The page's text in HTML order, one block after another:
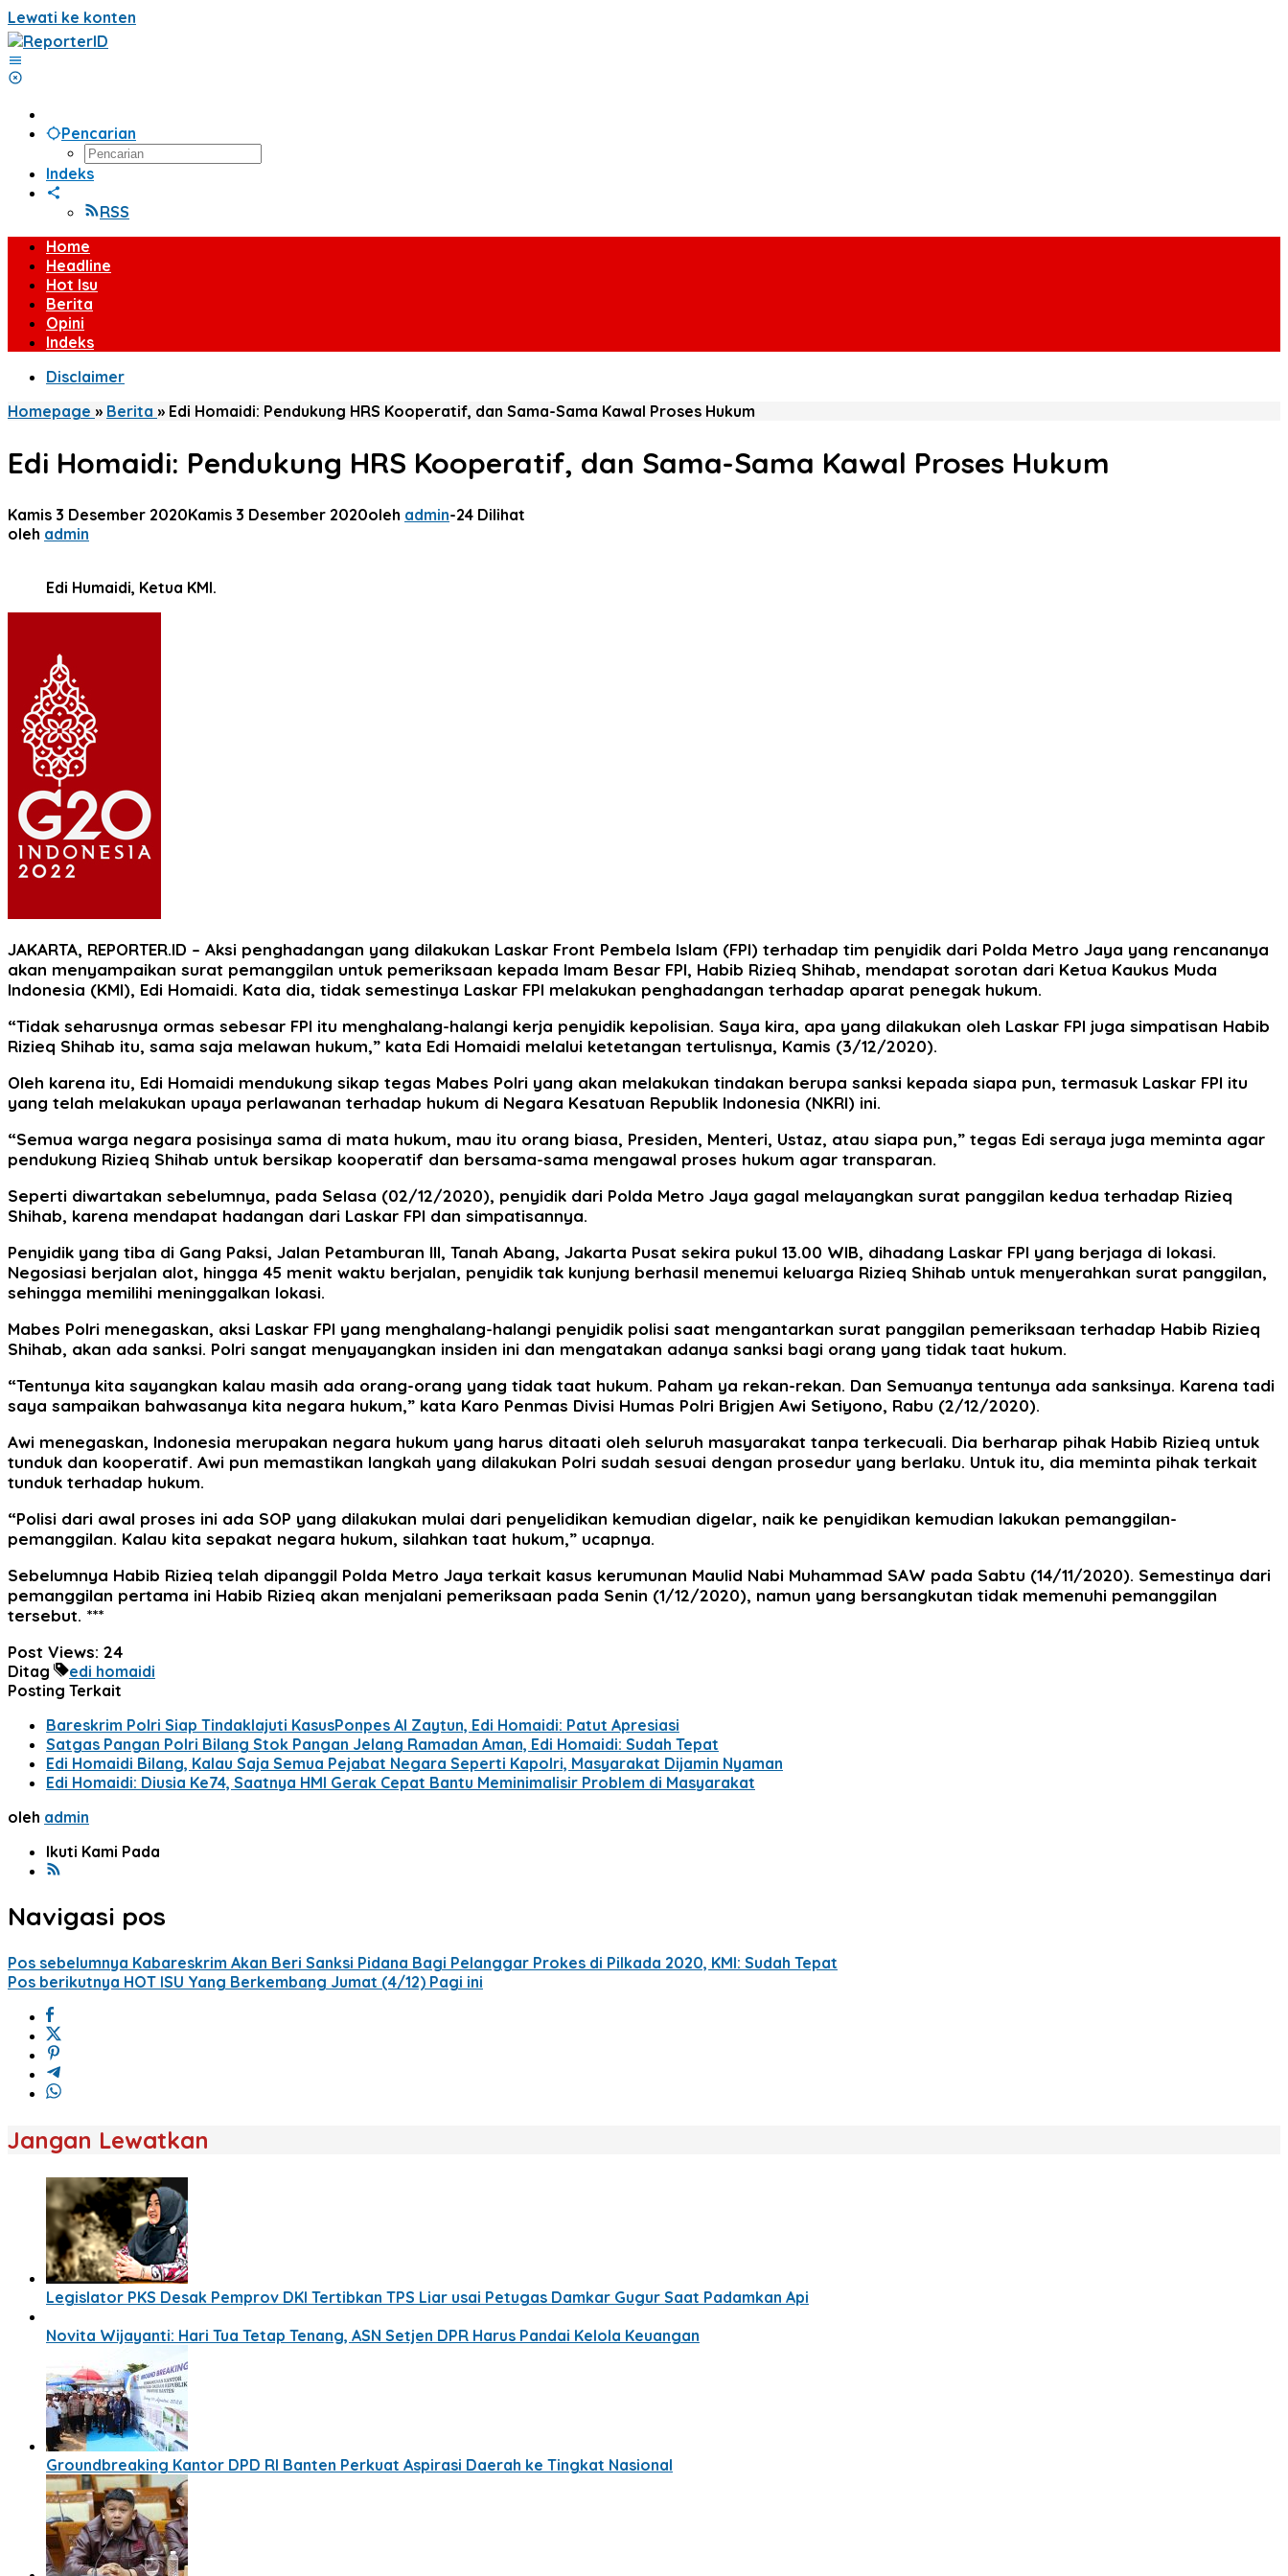
Lewati ke konten
Pencarian
Indeks
RSS
Home
Headline
Hot Isu
Berita
Opini
Indeks
Disclaimer
Homepage » Berita » Edi Homaidi: Pendukung HRS Kooperatif, dan Sama-Sama Kawal Proses Hukum
Edi Homaidi: Pendukung HRS Kooperatif, dan Sama-Sama Kawal Proses Hukum
Kamis 3 Desember 2020Kamis 3 Desember 2020oleh admin-24 Dilihat
oleh admin
Edi Humaidi, Ketua KMI.
JAKARTA, REPORTER.ID – Aksi penghadangan yang dilakukan Laskar Front Pembela Islam (FPI) terhadap tim penyidik dari Polda Metro Jaya yang rencananya
akan menyampaikan surat pemanggilan untuk pemeriksaan kepada Imam Besar FPI, Habib Rizieq Shihab, mendapat sorotan dari Ketua Kaukus Muda
Indonesia (KMI), Edi Homaidi. Kata dia, tidak semestinya Laskar FPI melakukan penghadangan terhadap aparat penegak hukum.
“Tidak seharusnya ormas sebesar FPI itu menghalang-halangi kerja penyidik kepolisian. Saya kira, apa yang dilakukan oleh Laskar FPI juga simpatisan Habib
Rizieq Shihab itu, sama saja melawan hukum,” kata Edi Homaidi melalui ketetangan tertulisnya, Kamis (3/12/2020).
Oleh karena itu, Edi Homaidi mendukung sikap tegas Mabes Polri yang akan melakukan tindakan berupa sanksi kepada siapa pun, termasuk Laskar FPI itu
yang telah melakukan upaya perlawanan terhadap hukum di Negara Kesatuan Republik Indonesia (NKRI) ini.
“Semua warga negara posisinya sama di mata hukum, mau itu orang biasa, Presiden, Menteri, Ustaz, atau siapa pun,” tegas Edi seraya juga meminta agar
pendukung Rizieq Shihab untuk bersikap kooperatif dan bersama-sama mengawal proses hukum agar transparan.
Seperti diwartakan sebelumnya, pada Selasa (02/12/2020), penyidik dari Polda Metro Jaya gagal melayangkan surat panggilan kedua terhadap Rizieq
Shihab, karena mendapat hadangan dari Laskar FPI dan simpatisannya.
Penyidik yang tiba di Gang Paksi, Jalan Petamburan III, Tanah Abang, Jakarta Pusat sekira pukul 13.00 WIB, dihadang Laskar FPI yang berjaga di lokasi.
Negosiasi berjalan alot, hingga 45 menit waktu berjalan, penyidik tak kunjung berhasil menemui keluarga Rizieq Shihab untuk menyerahkan surat panggilan,
sehingga memilihi meninggalkan lokasi.
Mabes Polri menegaskan, aksi Laskar FPI yang menghalang-halangi penyidik polisi saat mengantarkan surat panggilan pemeriksaan terhadap Habib Rizieq
Shihab, akan ada sanksi. Polri sangat menyayangkan insiden ini dan mengatakan adanya sanksi bagi orang yang tidak taat hukum.
“Tentunya kita sayangkan kalau masih ada orang-orang yang tidak taat hukum. Paham ya rekan-rekan. Dan Semuanya tentunya ada sanksinya. Karena tadi
saya sampaikan bahwasanya kita negara hukum,” kata Karo Penmas Divisi Humas Polri Brigjen Awi Setiyono, Rabu (2/12/2020).
Awi menegaskan, Indonesia merupakan negara hukum yang harus ditaati oleh seluruh masyarakat tanpa terkecuali. Dia berharap pihak Habib Rizieq untuk
tunduk dan kooperatif. Awi pun memastikan langkah yang dilakukan Polri sudah sesuai dengan prosedur yang berlaku. Untuk itu, dia meminta pihak terkait
tunduk terhadap hukum.
“Polisi dari awal proses ini ada SOP yang dilakukan mulai dari penyelidikan kemudian digelar, naik ke penyidikan kemudian lakukan pemanggilan-
pemanggilan. Kalau kita sepakat negara hukum, silahkan taat hukum,” ucapnya.
Sebelumnya Habib Rizieq telah dipanggil Polda Metro Jaya terkait kasus kerumunan Maulid Nabi Muhammad SAW pada Sabtu (14/11/2020). Semestinya dari
pemanggilan pertama ini Habib Rizieq akan menjalani pemeriksaan pada Senin (1/12/2020), namun yang bersangkutan tidak memenuhi pemanggilan
tersebut. ***
Post Views: 24
Ditag
edi homaidi
Posting Terkait
Bareskrim Polri Siap Tindaklajuti KasusPonpes Al Zaytun, Edi Homaidi: Patut Apresiasi
Satgas Pangan Polri Bilang Stok Pangan Jelang Ramadan Aman, Edi Homaidi: Sudah Tepat
Edi Homaidi Bilang, Kalau Saja Semua Pejabat Negara Seperti Kapolri, Masyarakat Dijamin Nyaman
Edi Homaidi: Diusia Ke74, Saatnya HMI Gerak Cepat Bantu Meminimalisir Problem di Masyarakat
oleh admin
Ikuti Kami Pada
Navigasi pos
Pos sebelumnya Kabareskrim Akan Beri Sanksi Pidana Bagi Pelanggar Prokes di Pilkada 2020, KMI: Sudah Tepat
Pos berikutnya HOT ISU Yang Berkembang Jumat (4/12) Pagi ini
Jangan Lewatkan
Legislator PKS Desak Pemprov DKI Tertibkan TPS Liar usai Petugas Damkar Gugur Saat Padamkan Api
Novita Wijayanti: Hari Tua Tetap Tenang, ASN Setjen DPR Harus Pandai Kelola Keuangan
Groundbreaking Kantor DPD RI Banten Perkuat Aspirasi Daerah ke Tingkat Nasional